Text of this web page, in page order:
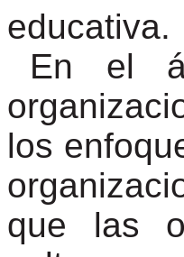
educativa.
En el
los
que las